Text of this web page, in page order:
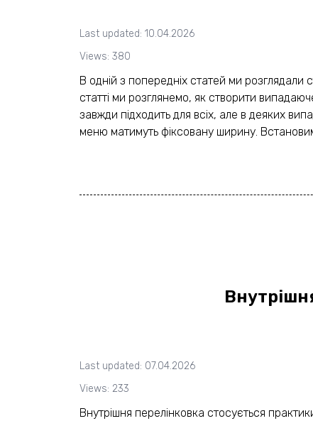
Last updated: 10.04.2026
Views: 380
В одній з попередніх статей ми
статті ми розглянемо, як створити
завжди підходить для всіх, але в деяких
меню матимуть фіксовану ширину.
Last updated: 07.04.2026
Views: 233
Внутрішня перелінковка стосується